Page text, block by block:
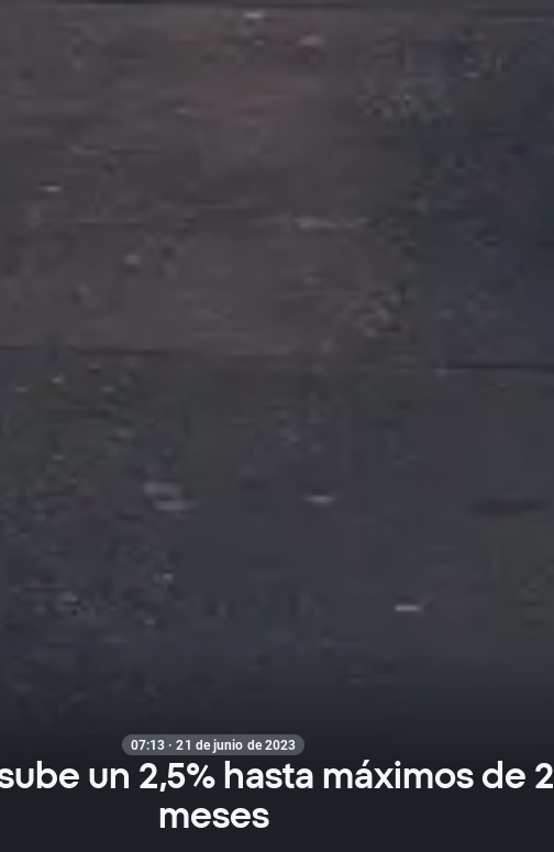
07:13 · 21 de junio de 2023
un 2,5% hasta máximos de 2
meses